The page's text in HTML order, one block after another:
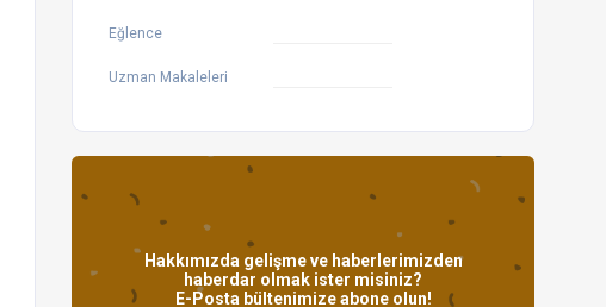
Eğlence
Uzman Makaleleri
Hakkımızda gelişme ve haberlerimizden
haberdar olmak ister misiniz?
E-Posta bültenimize abone olun!